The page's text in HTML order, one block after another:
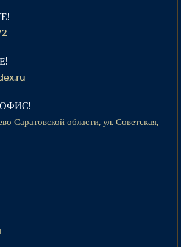
Саратовской области, ул. Советская,